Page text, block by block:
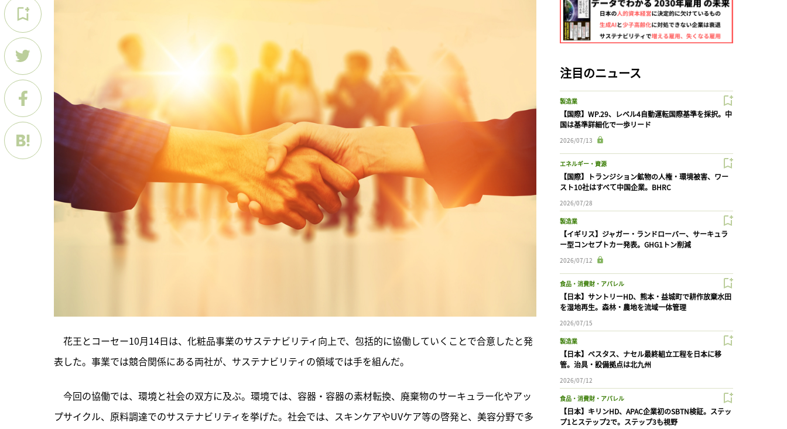
花王とコーセー10月14日は、化粧品事業のサステナビリティ向上で、包括的に協働していくことで合意したと発
表した。事業では競合関係にある両社が、サステナビリティの領域では手を組んだ。
今回の協働では、環境と社会の双方に及ぶ。環境では、容器・容器の素材転換、廃棄物のサーキュラー化やアッ
プサイクル、原料調達でのサステナビリティを挙げた。社会では、スキンケアやUVケア等の啓発と、美容分野で多
注目のニュース
製造業
【国際】WP.29、レベル4自動運転国際基準を採択。中
国は基準詳細化で一歩リード
2026/07/13
エネルギー・資源
【国際】トランジション鉱物の人権・環境被害、ワー
スト10社はすべて中国企業。BHRC
2026/07/28
製造業
【イギリス】ジャガー・ランドローバー、サーキュラ
ー型コンセプトカー発表。GHG1トン削減
2026/07/12
食品・消費財・アパレル
【日本】サントリーHD、熊本・益城町で耕作放棄水田
を湿地再生。森林・農地を流域一体管理
2026/07/15
製造業
【日本】ベスタス、ナセル最終組立工程を日本に移
管。治具・設備拠点は北九州
2026/07/12
食品・消費財・アパレル
【日本】キリンHD、APAC企業初のSBTN検証。ステッ
プ1とステップ2で。ステップ3も視野